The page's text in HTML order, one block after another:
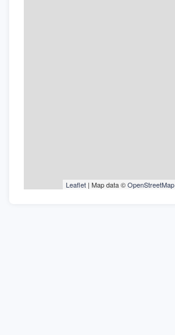
Leaflet | Map data ©OpenStreetMap